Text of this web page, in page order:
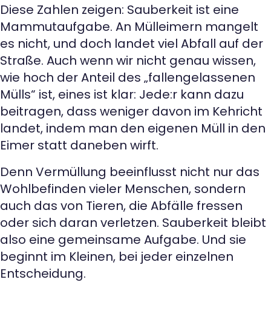
Diese Zahlen zeigen: Sauberkeit ist eine
Mammutaufgabe. An Mülleimern mangelt
es nicht, und doch landet viel Abfall auf der
Straße. Auch wenn wir nicht genau wissen,
wie hoch der Anteil des „fallengelassenen
Mülls“ ist, eines ist klar: Jede:r kann dazu
beitragen, dass weniger davon im Kehricht
landet, indem man den eigenen Müll in den
Eimer statt daneben wirft.
Denn Vermüllung beeinflusst nicht nur das
Wohlbefinden vieler Menschen, sondern
auch das von Tieren, die Abfälle fressen
oder sich daran verletzen. Sauberkeit bleibt
also eine gemeinsame Aufgabe. Und sie
beginnt im Kleinen, bei jeder einzelnen
Entscheidung.